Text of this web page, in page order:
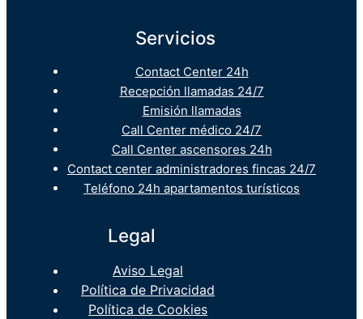
Servicios
Contact Center 24h
Recepción llamadas 24/7
Emisión llamadas
Call Center médico 24/7
Call Center ascensores 24h
Contact center administradores fincas 24/7
Teléfono 24h apartamentos turísticos
Legal
Aviso Legal
Política de Privacidad
Política de Cookies